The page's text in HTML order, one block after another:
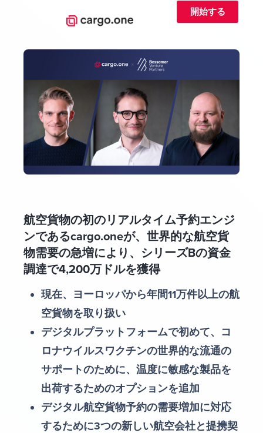
開始する
航空貨物の初のリアルタイム予約エンジ
ンであるcargo.oneが、世界的な航空貨
物需要の急増により、シリーズBの資金
調達で4,200万ドルを獲得
現在、ヨーロッパから年間11万件以上の航
空貨物を取り扱い
デジタルプラットフォームで初めて、コ
ロナウイルスワクチンの世界的な流通の
サポートのために、温度に敏感な製品を
出荷するためのオプションを追加
デジタル航空貨物予約の需要増加に対応
するために3つの新しい航空会社と提携契